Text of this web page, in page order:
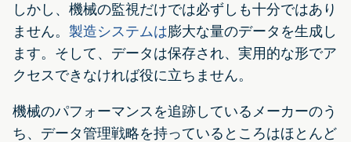
しかし、機械の監視だけでは必ずしも十分ではあり
ません。 製造システムは膨大な量のデータを生成し
ます。そして、データは保存され、実用的な形でア
クセスできなければ役に立ちません。
機械のパフォーマンスを追跡しているメーカーのう
ち、データ管理戦略を持っているところはほとんど